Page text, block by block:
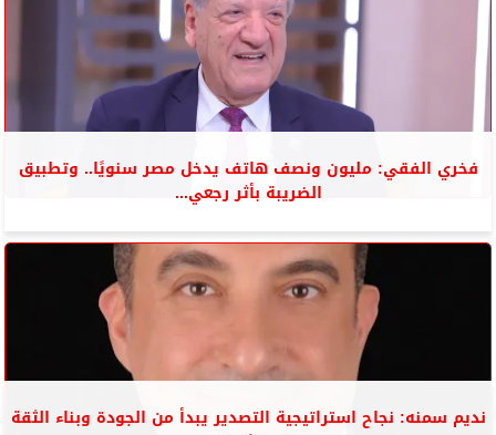
فخري الفقي: مليون ونصف هاتف يدخل مصر سنويًا.. وتطبيق
الضريبة بأثر رجعي...
نديم سمنه: نجاح استراتيجية التصدير يبدأ من الجودة وبناء الثقة